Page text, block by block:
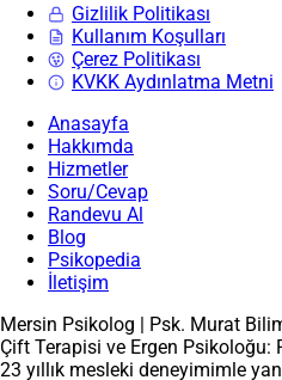
Gizlilik Politikası
Kullanım Koşulları
Çerez Politikası
KVKK Aydınlatma Metni
Anasayfa
Hakkımda
Hizmetler
Soru/Cevap
Randevu Al
Blog
Psikopedia
İletişim
Mersin Psikolog | Psk. Murat
Çift Terapisi ve Ergen
23 yıllık mesleki deneyimimle